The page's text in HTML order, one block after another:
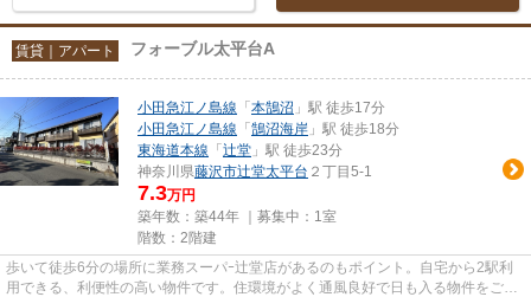
賃貸｜アパート フォーブル太平台A
小田急江ノ島線 「 本鵠沼 」駅 徒歩17分
小田急江ノ島線 「 鵠沼海岸 」駅 徒歩18分
東海道本線 「 辻堂 」駅 徒歩23分
神奈川県藤沢市辻堂太平台 ２丁目5-1
7.3万円
築年数：築44年 ｜募集中： 1室
階数：2階建
歩いて徒歩6分の場所に業務スーパｰ辻堂店があるのもポイント。自宅から2駅利
用できる、利便性の高い物件です。住環境がよく通風良好で日も入る物件をご提